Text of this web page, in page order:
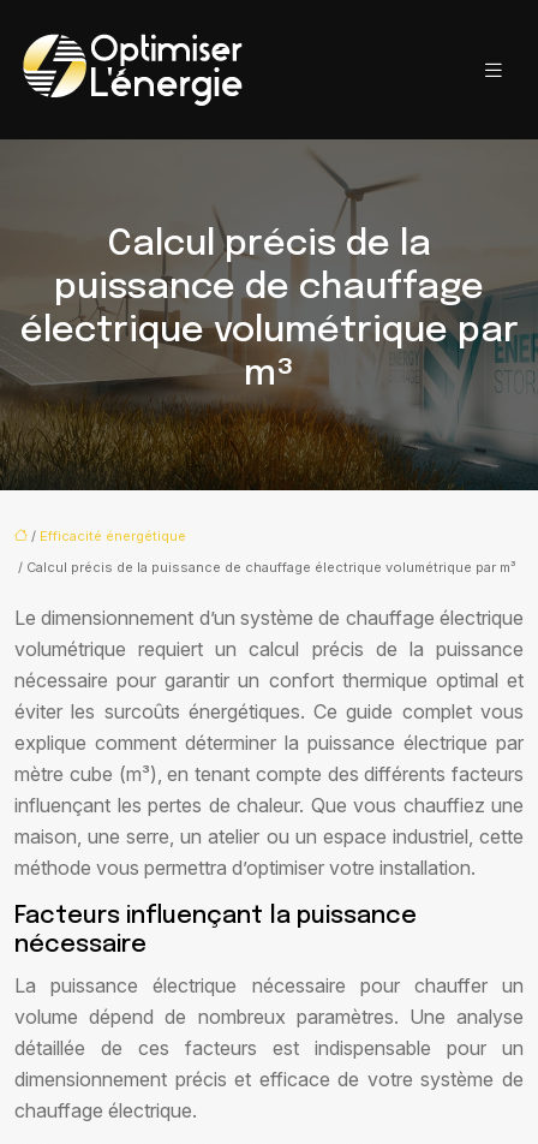
Calcul précis de la
puissance de chauffage
électrique volumétrique par
m³
/ Efficacité énergétique
/ Calcul précis de la puissance de chauffage électrique volumétrique par m³
Le dimensionnement d’un système de chauffage électrique
volumétrique requiert un calcul précis de la puissance
nécessaire pour garantir un confort thermique optimal et
éviter les surcoûts énergétiques. Ce guide complet vous
explique comment déterminer la puissance électrique par
mètre cube (m³), en tenant compte des différents facteurs
influençant les pertes de chaleur. Que vous chauffiez une
maison, une serre, un atelier ou un espace industriel, cette
méthode vous permettra d’optimiser votre installation.
Facteurs influençant la puissance
nécessaire
La puissance électrique nécessaire pour chauffer un
volume dépend de nombreux paramètres. Une analyse
détaillée de ces facteurs est indispensable pour un
dimensionnement précis et efficace de votre système de
chauffage électrique.